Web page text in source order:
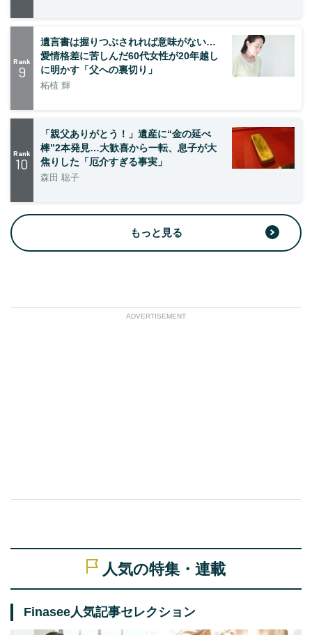
Rank
9
遺言書は握りつぶされれば意味がない…
愛情格差に苦しんだ60代女性が20年越し
に明かす「父への裏切り」
柘植 輝
Rank
10
「親父ありがとう！」遺産に“金の延べ
棒”2本発見…大歓喜から一転、息子が大
焦りした「厄介すぎる事実」
森田 聡子
もっと見る
ADVERTISEMENT
人気の特集・連載
Finasee人気記事セレクション